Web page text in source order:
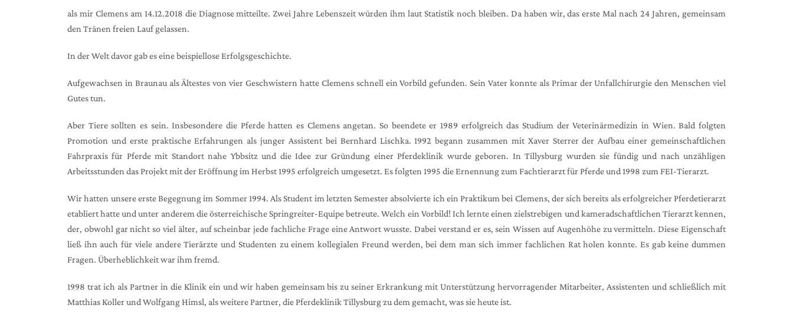
als mir Clemens am 14.12.2018 die Diagnose mitteilte. Zwei Jahre Lebenszeit würden ihm laut Statistik noch bleiben. Da haben wir, das erste Mal nach 24 Jahren, gemeinsam
den Tränen freien Lauf gelassen.
In der Welt davor gab es eine beispiellose Erfolgsgeschichte.
Aufgewachsen in Braunau als Ältestes von vier Geschwistern hatte Clemens schnell ein Vorbild gefunden. Sein Vater konnte als Primar der Unfallchirurgie den Menschen viel
Gutes tun.
Aber Tiere sollten es sein. Insbesondere die Pferde hatten es Clemens angetan. So beendete er 1989 erfolgreich das Studium der Veterinärmedizin in Wien. Bald folgten
Promotion und erste praktische Erfahrungen als junger Assistent bei Bernhard Lischka. 1992 begann zusammen mit Xaver Sterrer der Aufbau einer gemeinschaftlichen
Fahrpraxis für Pferde mit Standort nahe Ybbsitz und die Idee zur Gründung einer Pferdeklinik wurde geboren. In Tillysburg wurden sie fündig und nach unzähligen
Arbeitsstunden das Projekt mit der Eröffnung im Herbst 1995 erfolgreich umgesetzt. Es folgten 1995 die Ernennung zum Fachtierarzt für Pferde und 1998 zum FEI-Tierarzt.
Wir hatten unsere erste Begegnung im Sommer 1994. Als Student im letzten Semester absolvierte ich ein Praktikum bei Clemens, der sich bereits als erfolgreicher Pferdetierarzt
etabliert hatte und unter anderem die österreichische Springreiter-Equipe betreute. Welch ein Vorbild! Ich lernte einen zielstrebigen und kameradschaftlichen Tierarzt kennen,
der, obwohl gar nicht so viel älter, auf scheinbar jede fachliche Frage eine Antwort wusste. Dabei verstand er es, sein Wissen auf Augenhöhe zu vermitteln. Diese Eigenschaft
ließ ihn auch für viele andere Tierärzte und Studenten zu einem kollegialen Freund werden, bei dem man sich immer fachlichen Rat holen konnte. Es gab keine dummen
Fragen. Überheblichkeit war ihm fremd.
1998 trat ich als Partner in die Klinik ein und wir haben gemeinsam bis zu seiner Erkrankung mit Unterstützung hervorragender Mitarbeiter, Assistenten und schließlich mit
Matthias Koller und Wolfgang Himsl, als weitere Partner, die Pferdeklinik Tillysburg zu dem gemacht, was sie heute ist.